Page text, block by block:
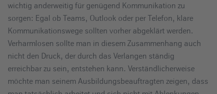
wichtig anderweitig für genügend Kommunikation zu
sorgen: Egal ob Teams, Outlook oder per Telefon, klare
Kommunikationswege sollten vorher abgeklärt werden.
Verharmlosen sollte man in diesem Zusammenhang auch
nicht den Druck, der durch das Verlangen ständig
erreichbar zu sein, entstehen kann. Verständlicherweise
möchte man seinem Ausbildungsbeauftragten zeigen, dass